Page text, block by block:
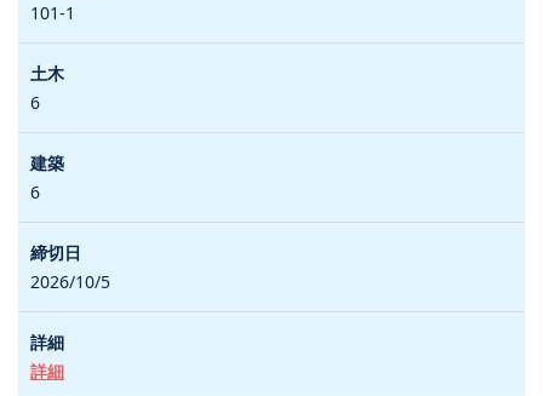
101-1
6
6
2026/10/5
詳細